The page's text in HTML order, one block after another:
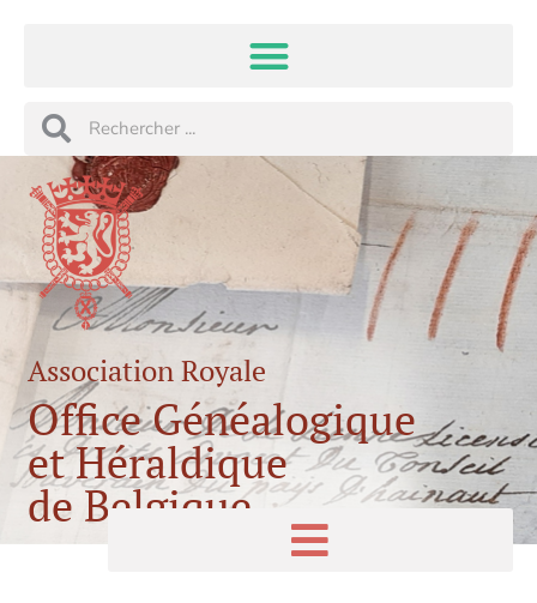
RechercherRechercher
Association Royale
Office Généalogique
et Héraldique
de Belgique